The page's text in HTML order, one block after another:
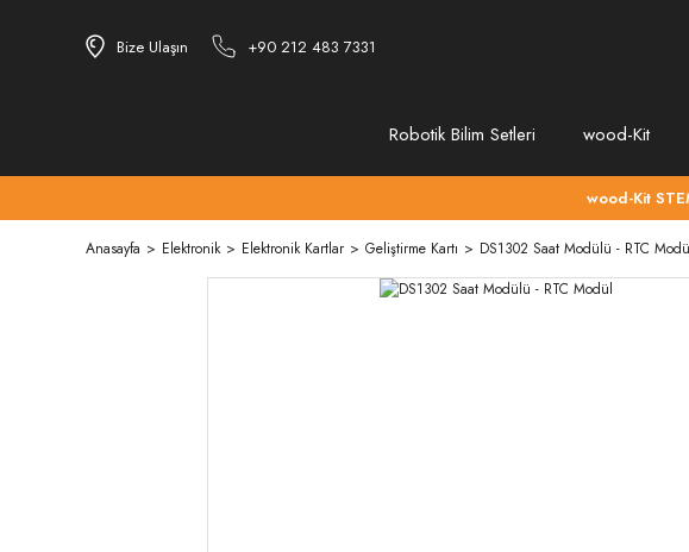
Bize Ulaşın +90 212 483 7331
Robotik Bilim Setleri wood-Kit
wood-Kit
Anasayfa Elektronik Elektronik Kartlar Geliştirme Kartı DS1302 Saat Modülü - RTC